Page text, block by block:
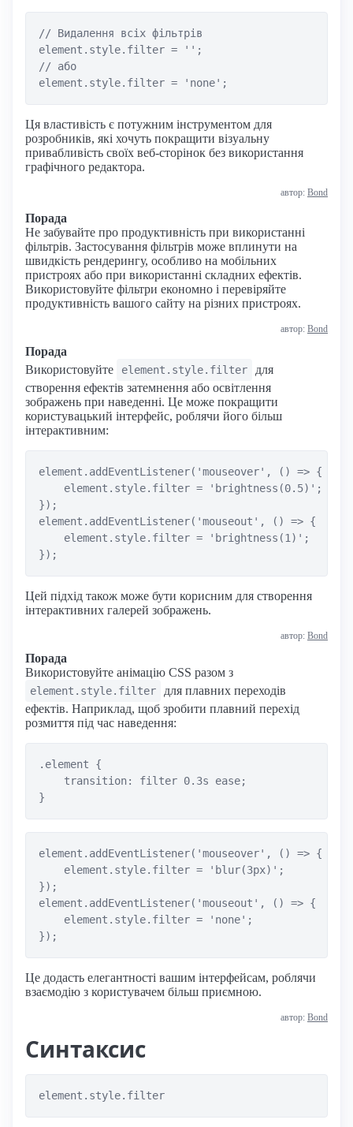
// Видалення всіх фільтрів
element.style.filter = '';
// або
Ця властивість є потужним інструментом для
розробників, які хочуть покращити візуальну
привабливість своїх веб-сторінок без використання
графічного редактора.
автор: Bond
Порада
Не забувайте про продуктивність при використанні
фільтрів. Застосування фільтрів може вплинути на
швидкість рендерингу, особливо на мобільних
пристроях або при використанні складних ефектів.
Використовуйте фільтри економно і перевіряйте
продуктивність вашого сайту на різних пристроях.
автор: Bond
Порада
Використовуйте
element.style.filter
для
створення ефектів затемнення або освітлення
зображень при наведенні. Це може покращити
користувацький інтерфейс, роблячи його більш
інтерактивним:
element.addEventListener('mouseover', () => {
    element.style.filter = 'brightness(0.5)';
});
element.addEventListener('mouseout', () => {
    element.style.filter = 'brightness(1)';
Цей підхід також може бути корисним для створення
інтерактивних галерей зображень.
автор: Bond
Порада
Використовуйте анімацію CSS разом з
element.style.filter
для плавних переходів
ефектів. Наприклад, щоб зробити плавний перехід
розмиття під час наведення:
.element {
    transition: filter 0.3s ease;
element.addEventListener('mouseover', () => {
    element.style.filter = 'blur(3px)';
});
element.addEventListener('mouseout', () => {
    element.style.filter = 'none';
Це додасть елегантності вашим інтерфейсам, роблячи
взаємодію з користувачем більш приємною.
автор: Bond
Синтаксис
element.style.filter